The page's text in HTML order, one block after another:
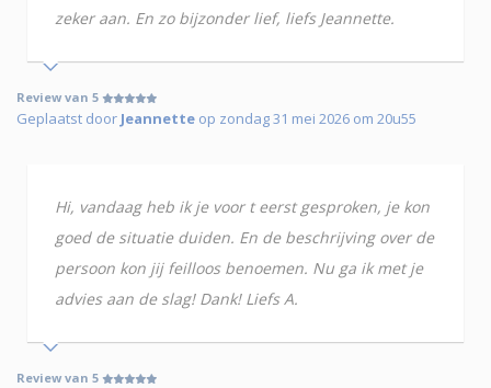
zeker aan. En zo bijzonder lief, liefs Jeannette.
Review van 5
Geplaatst door Jeannette op zondag 31 mei 2026 om 20u55
Hi, vandaag heb ik je voor t eerst gesproken, je kon
goed de situatie duiden. En de beschrijving over de
persoon kon jij feilloos benoemen. Nu ga ik met je
advies aan de slag! Dank! Liefs A.
Review van 5